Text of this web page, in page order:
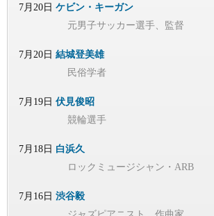
7月20日 ケビン・キーガン
元男子サッカー選手、監督
7月20日 結城登美雄
民俗学者
7月19日 伏見俊昭
競輪選手
7月18日 白浜久
ロックミュージシャン・ARB
7月16日 渋谷毅